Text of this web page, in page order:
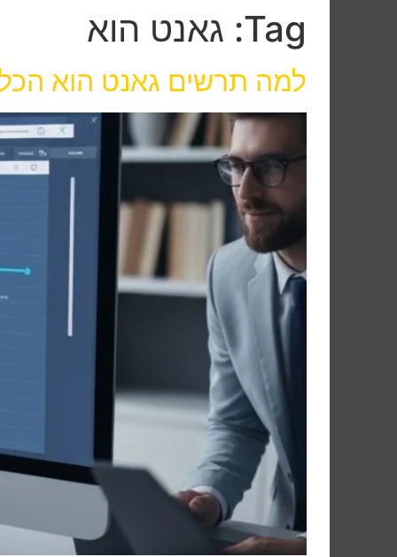
Tag: גאנט הוא
למה תרשים גאנט הוא הכלי